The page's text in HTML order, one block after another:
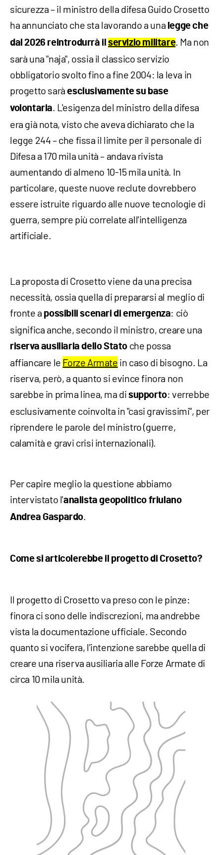
sicurezza – il ministro della difesa Guido Crosetto
ha annunciato che sta lavorando a una legge che
dal 2026 reintrodurrà ilservizio militare. Ma non
sarà una "naja", ossia il classico servizio
obbligatorio svolto fino a fine 2004: la leva in
progetto saràesclusivamente su base
volontaria. L'esigenza del ministro della difesa
era già nota, visto che aveva dichiarato che la
legge 244 – che fissa il limite per il personale di
Difesa a 170 mila unità – andava rivista
aumentando di almeno 10-15 mila unità. In
particolare, queste nuove reclute dovrebbero
essere istruite riguardo alle nuove tecnologie di
guerra, sempre più correlate all'intelligenza
artificiale.
La proposta di Crosetto viene da una precisa
necessità, ossia quella di prepararsi al meglio di
fronte a possibili scenari di emergenza: ciò
significa anche, secondo il ministro, creare una
riserva ausiliaria dello Stato che possa
affiancare le Forze Armate in caso di bisogno. La
riserva, però, a quanto si evince finora non
sarebbe in prima linea, ma disupporto: verrebbe
esclusivamente coinvolta in "casi gravissimi", per
riprendere le parole del ministro (guerre,
calamità e gravi crisi internazionali).
Per capire meglio la questione abbiamo
intervistato l'analista geopolitico friulano
Andrea Gaspardo.
Come si articolerebbe il progetto di Crosetto?
Il progetto di Crosetto va preso con le pinze:
finora ci sono delle indiscrezioni, ma andrebbe
vista la documentazione ufficiale. Secondo
quanto si vocifera, l'intenzione sarebbe quella di
creare una riserva ausiliaria alle Forze Armate di
circa 10 mila unità.